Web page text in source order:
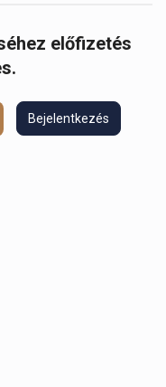
előfizetés
Bejelentkezés